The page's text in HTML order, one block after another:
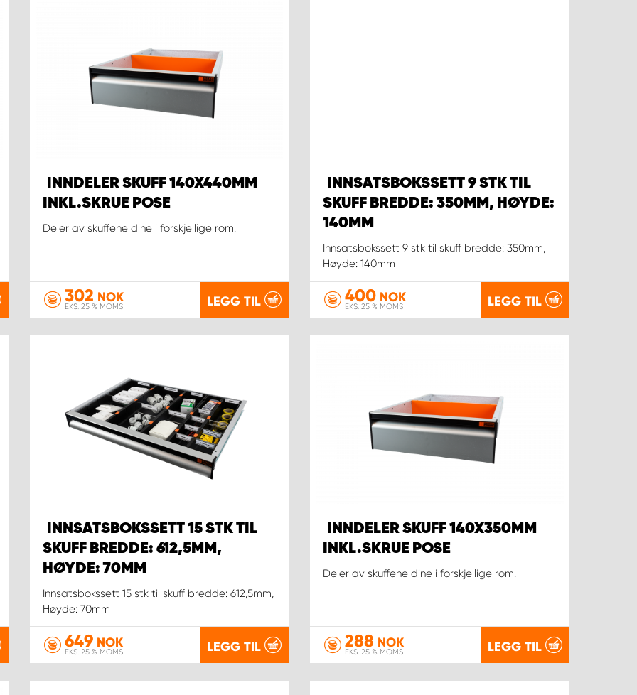
INNDELER SKUFF 140X440MM
INKL.SKRUE POSE
Deler av skuffene dine i forskjellige rom.
302 NOK
EKS. 25 % MOMS LEGG TIL
INNSATSBOKSSETT 9 STK TIL
SKUFF BREDDE: 350MM, HØYDE:
140MM
Innsatsbokssett 9 stk til skuff bredde: 350mm,
Høyde: 140mm
400 NOK
EKS. 25 % MOMS LEGG TIL
INNSATSBOKSSETT 15 STK TIL
SKUFF BREDDE: 612,5MM,
HØYDE: 70MM
Innsatsbokssett 15 stk til skuff bredde: 612,5mm,
Høyde: 70mm
649NOK
EKS. 25 % MOMS LEGG TIL
INNDELER SKUFF 140X350MM
INKL.SKRUE POSE
Deler av skuffene dine i forskjellige rom.
288 NOK
EKS. 25 % MOMS LEGG TIL